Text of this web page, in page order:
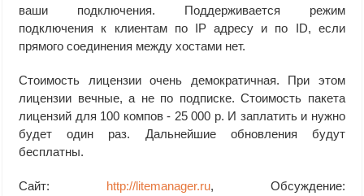
ваши подключения. Поддерживается режим
подключения к клиентам по IP адресу и по ID, если
прямого соединения между хостами нет.
Стоимость лицензии очень демократичная. При этом
лицензии вечные, а не по подписке. Стоимость пакета
лицензий для 100 компов - 25 000 р. И заплатить и нужно
будет один раз. Дальнейшие обновления будут
бесплатны.
Сайт: http://litemanager.ru, Обсуждение: